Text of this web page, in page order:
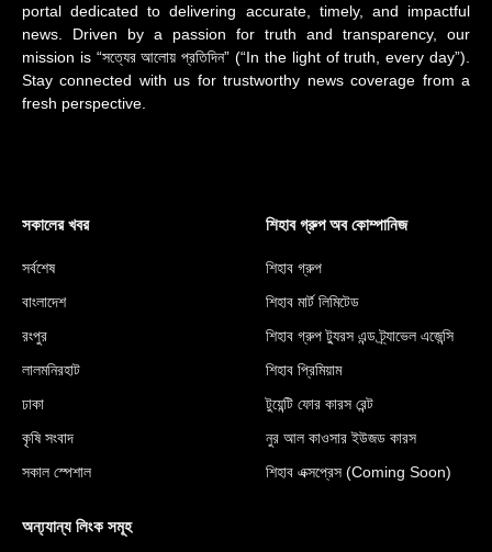
portal dedicated to delivering accurate, timely, and impactful
news. Driven by a passion for truth and transparency, our
mission is “সত্যের আলোয় প্রতিদিন” (“In the light of truth, every day”).
Stay connected with us for trustworthy news coverage from a
fresh perspective.
সকালের খবর
সর্বশেষ
বাংলাদেশ
রংপুর
লালমনিরহাট
ঢাকা
কৃষি সংবাদ
সকাল স্পেশাল
শিহাব গ্রুপ অব কোম্পানিজ
শিহাব গ্রুপ
শিহাব মার্ট লিমিটেড
শিহাব গ্রুপ ট্যুরস এন্ড ট্র্যাভেল এজেন্সি
শিহাব প্রিমিয়াম
টুয়েন্টি ফোর কারস রেন্ট
নুর আল কাওসার ইউজড কারস
শিহাব এক্সপ্রেস (Coming Soon)
অন্য্যান্য লিংক সমূহ